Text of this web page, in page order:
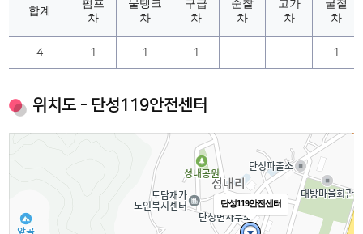
합계
펌프
차
물탱크
차
구급
차
순찰
차
고가
차
굴절
차
4 1 1 1 1
위치도 - 단성119안전센터
단성119안전센터